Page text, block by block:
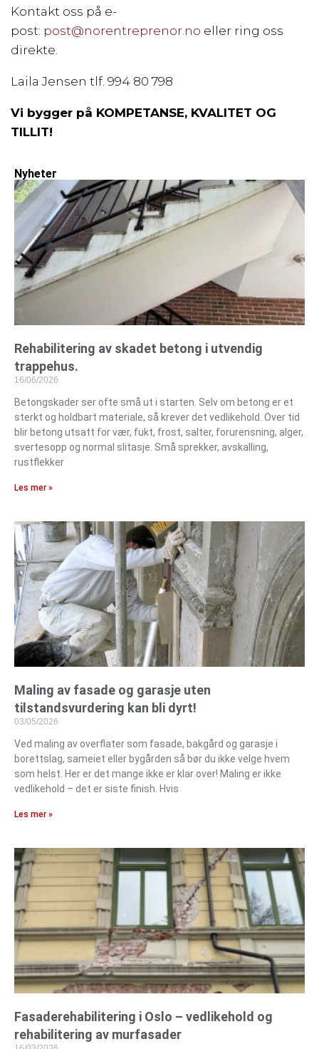
Kontakt oss på e-
post: post@norentreprenor.no eller ring oss
direkte.
Laila Jensen tlf. 994 80 798
Vi bygger på KOMPETANSE, KVALITET OG
TILLIT!
Nyheter
Rehabilitering av skadet betong i utvendig
trappehus.
16/06/2026
Betongskader ser ofte små ut i starten. Selv om betong er et
sterkt og holdbart materiale, så krever det vedlikehold. Over tid
blir betong utsatt for vær, fukt, frost, salter, forurensning, alger,
svertesopp og normal slitasje. Små sprekker, avskalling,
rustflekker
Les mer »
Maling av fasade og garasje uten
tilstandsvurdering kan bli dyrt!
03/05/2026
Ved maling av overflater som fasade, bakgård og garasje i
borettslag, sameiet eller bygården så bør du ikke velge hvem
som helst. Her er det mange ikke er klar over! Maling er ikke
vedlikehold – det er siste finish. Hvis
Les mer »
Fasaderehabilitering i Oslo – vedlikehold og
rehabilitering av murfasader